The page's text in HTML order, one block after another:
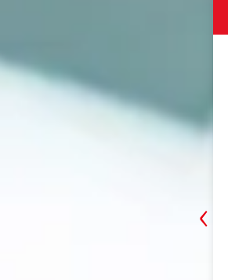
‹
ク
転勤なし